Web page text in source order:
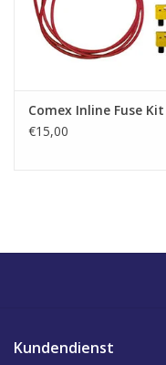
Comex Inline Fuse Kit
€15,00
Kundendienst